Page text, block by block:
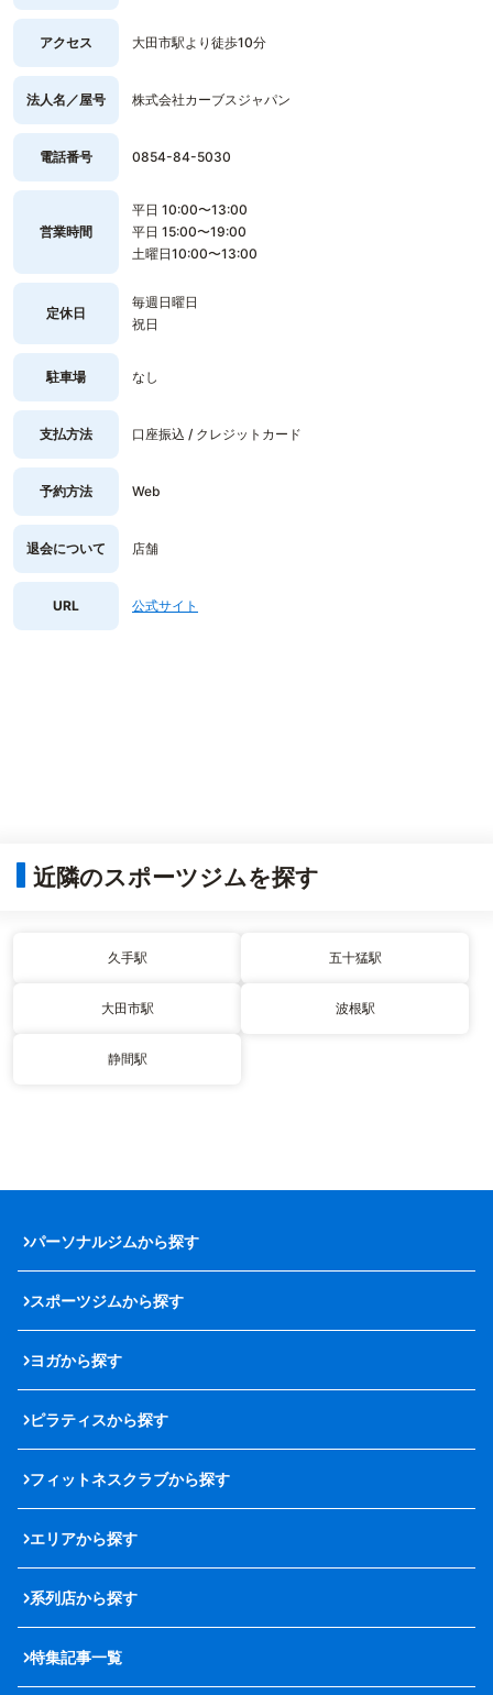
アクセス 大田市駅より徒歩10分
法人名／屋号 株式会社カーブスジャパン
電話番号 0854-84-5030
営業時間
平日 10:00〜13:00
平日 15:00〜19:00
土曜日10:00〜13:00
定休日
毎週日曜日
祝日
駐車場 なし
支払方法 口座振込 / クレジットカード
予約方法 Web
退会について 店舗
URL 公式サイト
近隣のスポーツジムを探す
久手駅 五十猛駅
大田市駅 波根駅
静間駅
パーソナルジムから探す
スポーツジムから探す
ヨガから探す
ピラティスから探す
フィットネスクラブから探す
エリアから探す
系列店から探す
特集記事一覧